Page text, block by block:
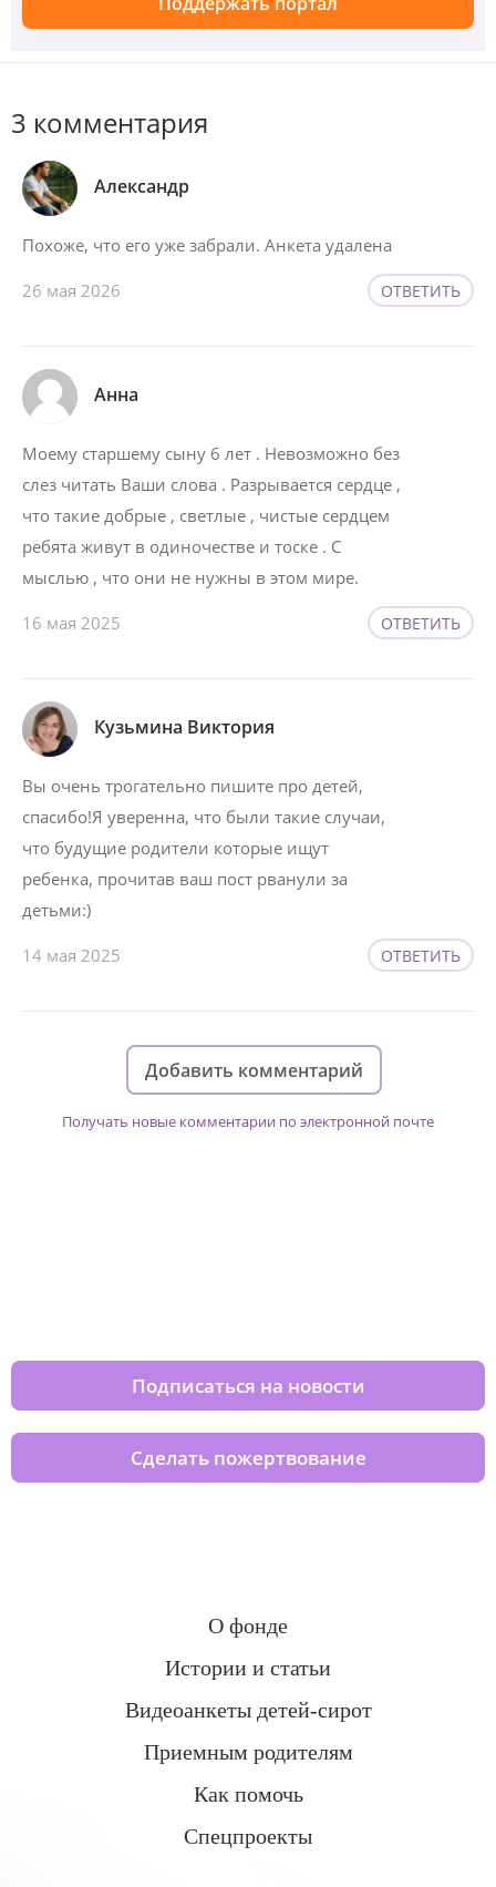
3 комментария
Александр
Похоже, что его уже забрали. Анкета удалена
26 мая 2026 ОТВЕТИТЬ
Анна
Моему старшему сыну 6 лет . Невозможно без
слез читать Ваши слова . Разрывается сердце ,
что такие добрые , светлые , чистые сердцем
ребята живут в одиночестве и тоске . С
мыслью , что они не нужны в этом мире.
16 мая 2025 ОТВЕТИТЬ
Кузьмина Виктория
Вы очень трогательно пишите про детей,
спасибо!Я уверенна, что были такие случаи,
что будущие родители которые ищут
ребенка, прочитав ваш пост рванули за
детьми:)
14 мая 2025 ОТВЕТИТЬ
Добавить комментарий
Получать новые комментарии по электронной почте
Подписаться на новости
Сделать пожертвование
О фонде
Истории и статьи
Видеоанкеты детей-сирот
Приемным родителям
Как помочь
Спецпроекты